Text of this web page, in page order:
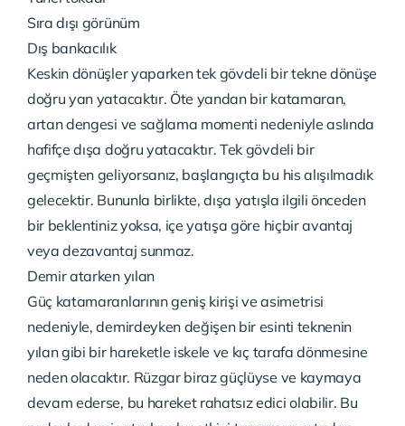
Sıra dışı görünüm
Dış bankacılık
Keskin dönüşler yaparken tek gövdeli bir tekne dönüşe
doğru yan yatacaktır. Öte yandan bir katamaran,
artan dengesi ve sağlama momenti nedeniyle aslında
hafifçe dışa doğru yatacaktır. Tek gövdeli bir
geçmişten geliyorsanız, başlangıçta bu his alışılmadık
gelecektir. Bununla birlikte, dışa yatışla ilgili önceden
bir beklentiniz yoksa, içe yatışa göre hiçbir avantaj
veya dezavantaj sunmaz.
Demir atarken yılan
Güç katamaranlarının geniş kirişi ve asimetrisi
nedeniyle, demirdeyken değişen bir esinti teknenin
yılan gibi bir hareketle iskele ve kıç tarafa dönmesine
neden olacaktır. Rüzgar biraz güçlüyse ve kaymaya
devam ederse, bu hareket rahatsız edici olabilir. Bu